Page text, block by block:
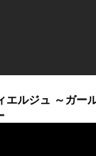
エルジュ ～ガ